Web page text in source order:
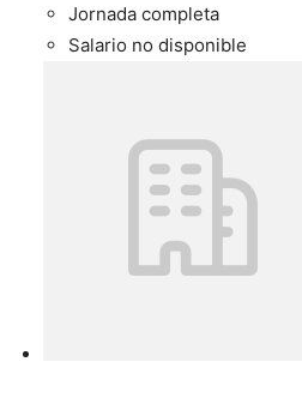
Jornada completa
Salario no disponible